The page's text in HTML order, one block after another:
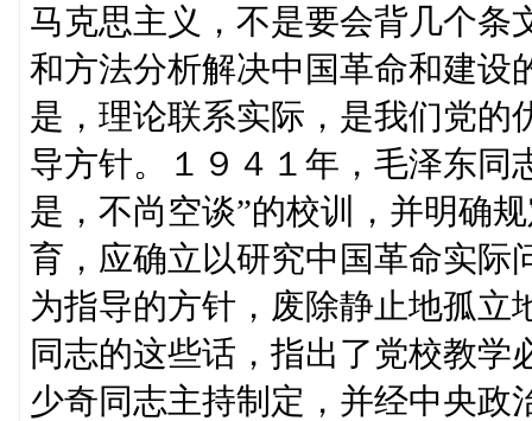
马克思主义，不是要会背几个条
和方法分析解决中国革命和建设
是，理论联系实际，是我们党的
导方针。１９４１年，毛泽东同
是，不尚空谈”的校训，并明确
育，应确立以研究中国革命实际
为指导的方针，废除静止地孤立
同志的这些话，指出了党校教
少奇同志主持制定，并经中央政